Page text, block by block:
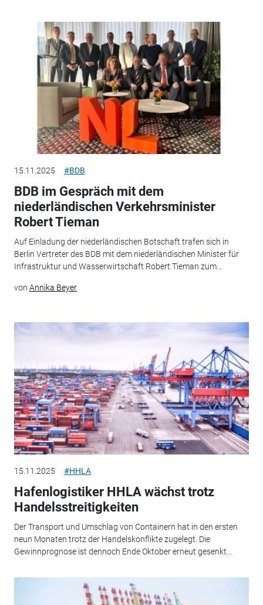
15.11.2025 #BDB
BDB im Gespräch mit dem
niederländischen Verkehrsminister
Robert Tieman
Auf Einladung der niederländischen Botschaft trafen sich in
Berlin Vertreter des BDB mit dem niederländischen Minister für
Infrastruktur und Wasserwirtschaft Robert Tieman zum...
von Annika Beyer
15.11.2025 #HHLA
Hafenlogistiker HHLA wächst trotz
Handelsstreitigkeiten
Der Transport und Umschlag von Containern hat in den ersten
neun Monaten trotz der Handelskonflikte zugelegt. Die
Gewinnprognose ist dennoch Ende Oktober erneut gesenkt...